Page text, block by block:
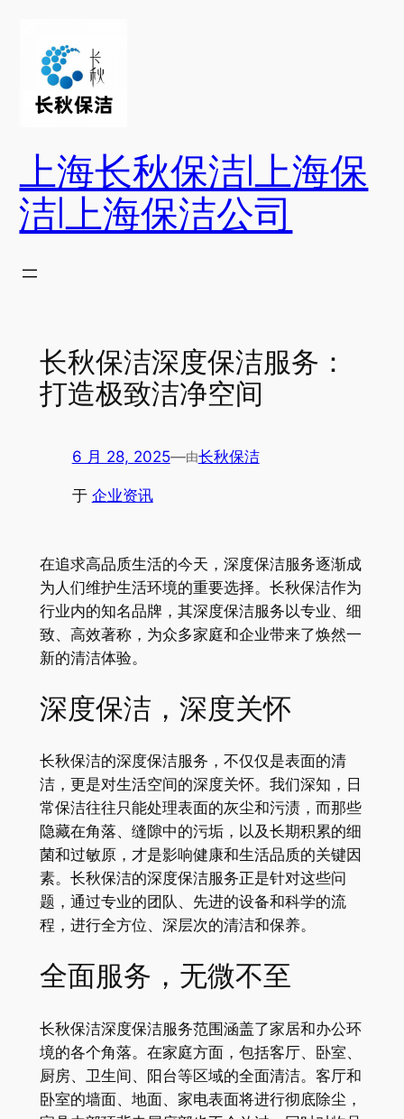
上海长秋保洁|上海保
洁|上海保洁公司
长秋保洁深度保洁服务：
打造极致洁净空间
6 月 28, 2025—由长秋保洁
于 企业资讯
在追求高品质生活的今天，深度保洁服务逐渐成
为人们维护生活环境的重要选择。长秋保洁作为
行业内的知名品牌，其深度保洁服务以专业、细
致、高效著称，为众多家庭和企业带来了焕然一
新的清洁体验。
深度保洁，深度关怀
长秋保洁的深度保洁服务，不仅仅是表面的清
洁，更是对生活空间的深度关怀。我们深知，日
常保洁往往只能处理表面的灰尘和污渍，而那些
隐藏在角落、缝隙中的污垢，以及长期积累的细
菌和过敏原，才是影响健康和生活品质的关键因
素。长秋保洁的深度保洁服务正是针对这些问
题，通过专业的团队、先进的设备和科学的流
程，进行全方位、深层次的清洁和保养。
全面服务，无微不至
长秋保洁深度保洁服务范围涵盖了家居和办公环
境的各个角落。在家庭方面，包括客厅、卧室、
厨房、卫生间、阳台等区域的全面清洁。客厅和
卧室的墙面、地面、家电表面将进行彻底除尘，